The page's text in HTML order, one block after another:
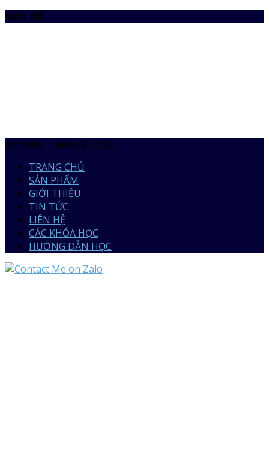
Bản đồ
Academy Theme © 2026
TRANG CHỦ
SẢN PHẨM
GIỚI THIỆU
TIN TỨC
LIÊN HỆ
CÁC KHÓA HỌC
HƯỚNG DẪN HỌC